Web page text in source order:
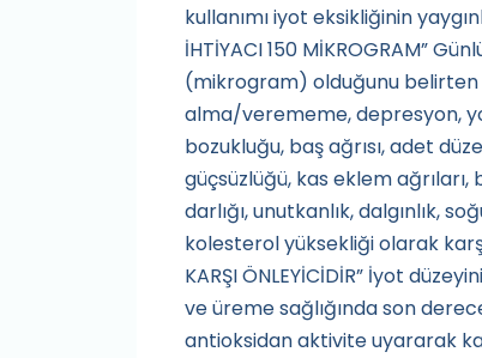
kullanımı iyot eksikliğinin
İHTİYACI 150 MİKROGRAM”
(mikrogram) olduğunu belirten
alma/verememe, depresyon,
bozukluğu, baş ağrısı, adet
güçsüzlüğü, kas eklem ağrıları,
darlığı, unutkanlık, dalgınlık,
kolesterol yüksekliği olarak
KARŞI ÖNLEYİCİDİR” İyot
ve üreme sağlığında son
antioksidan aktivite uyararak